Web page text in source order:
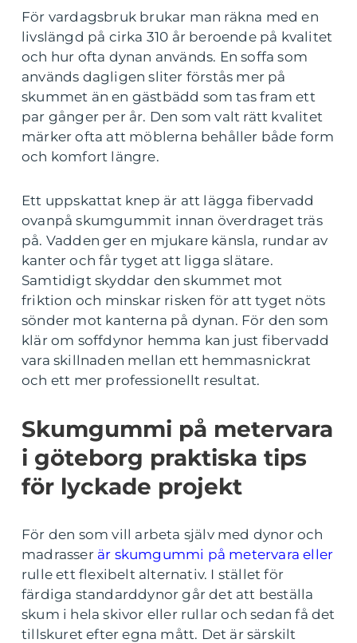
För vardagsbruk brukar man räkna med en
livslängd på cirka 310 år beroende på kvalitet
och hur ofta dynan används. En soffa som
används dagligen sliter förstås mer på
skummet än en gästbädd som tas fram ett
par gånger per år. Den som valt rätt kvalitet
märker ofta att möblerna behåller både form
och komfort längre.
Ett uppskattat knep är att lägga fibervadd
ovanpå skumgummit innan överdraget träs
på. Vadden ger en mjukare känsla, rundar av
kanter och får tyget att ligga slätare.
Samtidigt skyddar den skummet mot
friktion och minskar risken för att tyget nöts
sönder mot kanterna på dynan. För den som
klär om soffdynor hemma kan just fibervadd
vara skillnaden mellan ett hemmasnickrat
och ett mer professionellt resultat.
Skumgummi på metervara
i göteborg praktiska tips
för lyckade projekt
För den som vill arbeta själv med dynor och
madrasser är skumgummi på metervara eller
rulle ett flexibelt alternativ. I stället för
färdiga standarddynor går det att beställa
skum i hela skivor eller rullar och sedan få det
tillskuret efter egna mått. Det är särskilt